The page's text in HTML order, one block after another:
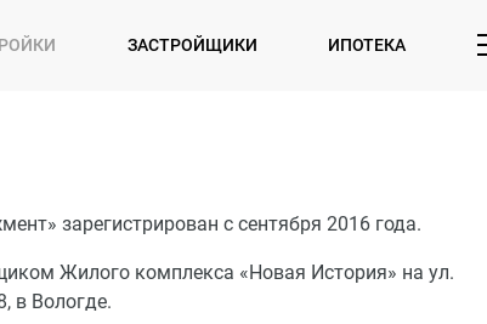
ЗАСТРОЙЩИКИ ИПОТЕКА
зарегистрирован с сентября 2016 года.
Жилого комплекса «Новая История» на ул.
в Вологде.